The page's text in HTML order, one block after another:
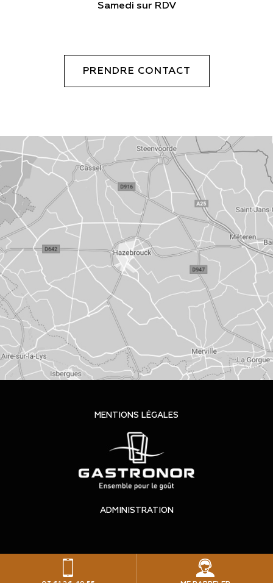
Samedi sur RDV
PRENDRE CONTACT
MENTIONS LÉGALES
ADMINISTRATION